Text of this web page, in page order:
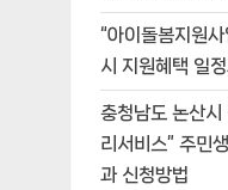
“아이돌봄지원
시 지원혜택 일
충청남도 논산시
리서비스” 주민
과 신청방법